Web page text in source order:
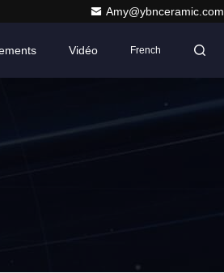
Amy@ybnceramic.com
Vidéo French